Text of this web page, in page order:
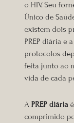
o HIV. Seu
Único de
existem dois
PREP diária e
protocolos
feita junto ao
vida de cada
A PREP diária
comprimido